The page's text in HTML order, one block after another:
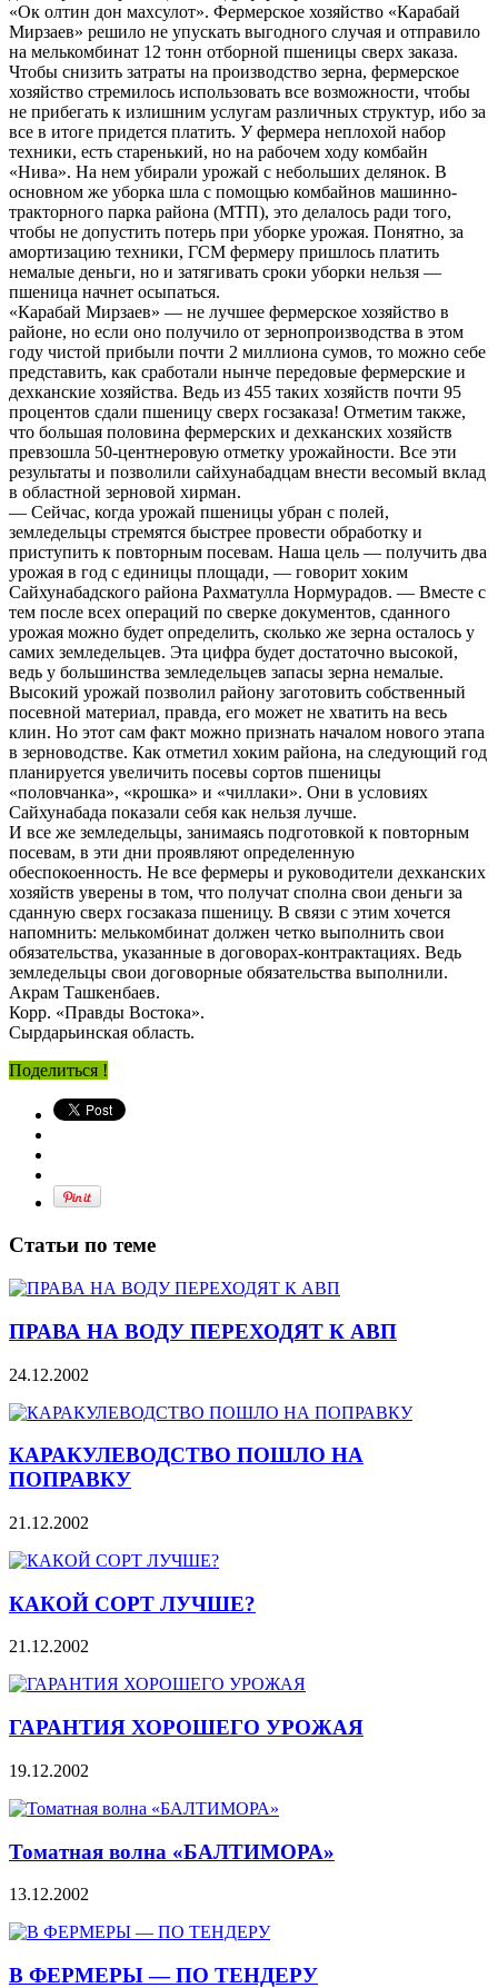
«Ок олтин дон махсулот». Фермерское хозяйство «Карабай
Мирзаев» решило не упускать выгодного случая и отправило
на мелькомбинат 12 тонн отборной пшеницы сверх заказа.
Чтобы снизить затраты на производство зерна, фермерское
хозяйство стремилось использовать все возможности, чтобы
не прибегать к излишним услугам различных структур, ибо за
все в итоге придется платить. У фермера неплохой набор
техники, есть старенький, но на рабочем ходу комбайн
«Нива». На нем убирали урожай с небольших делянок. В
основном же уборка шла с помощью комбайнов машинно-
тракторного парка района (МТП), это делалось ради того,
чтобы не допустить потерь при уборке урожая. Понятно, за
амортизацию техники, ГСМ фермеру пришлось платить
немалые деньги, но и затягивать сроки уборки нельзя —
пшеница начнет осыпаться.
«Карабай Мирзаев» — не лучшее фермерское хозяйство в
районе, но если оно получило от зернопроизводства в этом
году чистой прибыли почти 2 миллиона сумов, то можно себе
представить, как сработали нынче передовые фермерские и
дехканские хозяйства. Ведь из 455 таких хозяйств почти 95
процентов сдали пшеницу сверх госзаказа! Отметим также,
что большая половина фермерских и дехканских хозяйств
превзошла 50-центнеровую отметку урожайности. Все эти
результаты и позволили сайхунабадцам внести весомый вклад
в областной зерновой хирман.
— Сейчас, когда урожай пшеницы убран с полей,
земледельцы стремятся быстрее провести обработку и
приступить к повторным посевам. Наша цель — получить два
урожая в год с единицы площади, — говорит хоким
Сайхунабадского района Рахматулла Нормурадов. — Вместе с
тем после всех операций по сверке документов, сданного
урожая можно будет определить, сколько же зерна осталось у
самих земледельцев. Эта цифра будет достаточно высокой,
ведь у большинства земледельцев запасы зерна немалые.
Высокий урожай позволил району заготовить собственный
посевной материал, правда, его может не хватить на весь
клин. Но этот сам факт можно признать началом нового этапа
в зерноводстве. Как отметил хоким района, на следующий год
планируется увеличить посевы сортов пшеницы
«половчанка», «крошка» и «чиллаки». Они в условиях
Сайхунабада показали себя как нельзя лучше.
И все же земледельцы, занимаясь подготовкой к повторным
посевам, в эти дни проявляют определенную
обеспокоенность. Не все фермеры и руководители дехканских
хозяйств уверены в том, что получат сполна свои деньги за
сданную сверх госзаказа пшеницу. В связи с этим хочется
напомнить: мелькомбинат должен четко выполнить свои
обязательства, указанные в договорах-контрактациях. Ведь
земледельцы свои договорные обязательства выполнили.
Акрам Ташкенбаев.
Корр. «Правды Востока».
Сырдарьинская область.
Поделиться !
Статьи по теме
ПРАВА НА ВОДУ ПЕРЕХОДЯТ К АВП
24.12.2002
КАРАКУЛЕВОДСТВО ПОШЛО НА
ПОПРАВКУ
21.12.2002
КАКОЙ СОРТ ЛУЧШЕ?
21.12.2002
ГАРАНТИЯ ХОРОШЕГО УРОЖАЯ
19.12.2002
Томатная волна «БАЛТИМОРА»
13.12.2002
В ФЕРМЕРЫ — ПО ТЕНДЕРУ